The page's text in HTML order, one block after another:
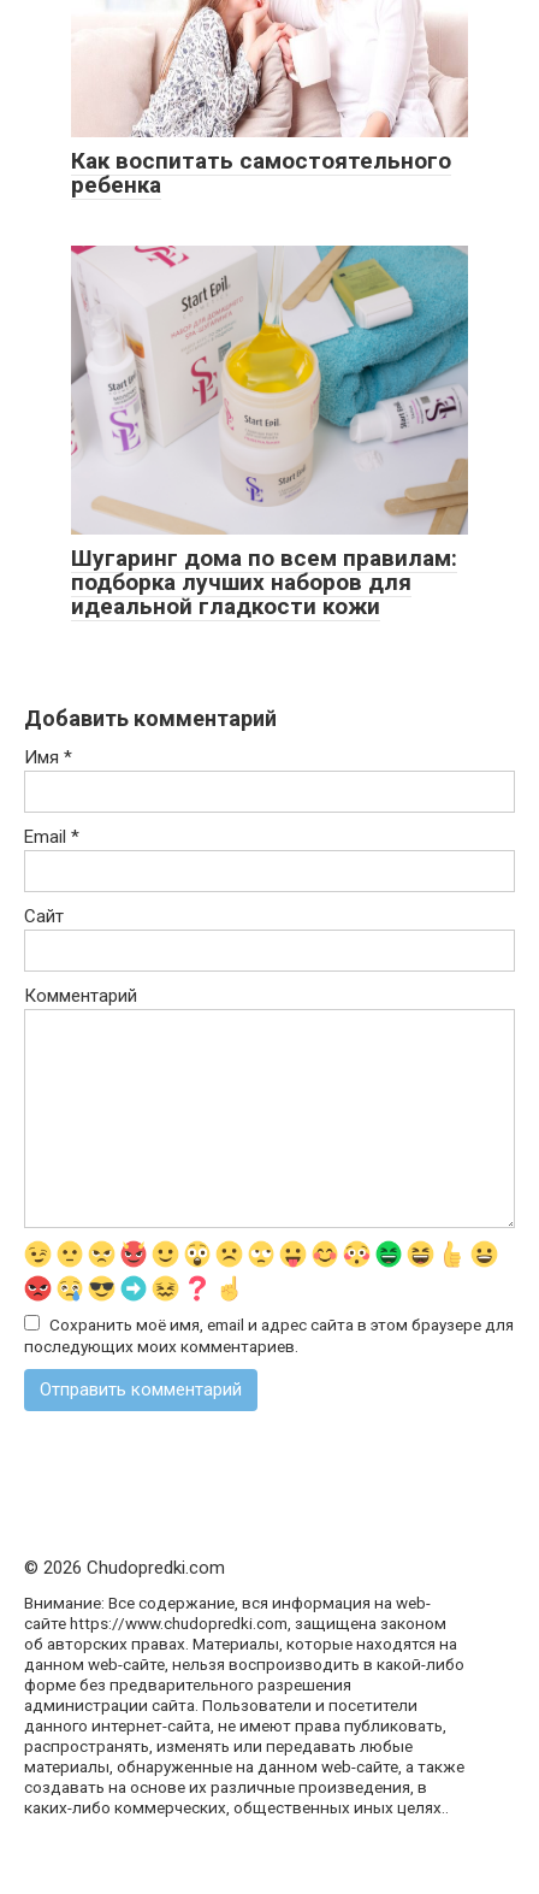
Как воспитать самостоятельного
ребенка
Шугаринг дома по всем правилам:
подборка лучших наборов для
идеальной гладкости кожи
Добавить комментарий
Имя *
Email *
Сайт
Комментарий
Сохранить моё имя, email и адрес сайта в этом браузере для
последующих моих комментариев.
© 2026 Chudopredki.com
Внимание: Все содержание, вся информация на web-
сайте https://www.chudopredki.com, защищена законом
об авторских правах. Материалы, которые находятся на
данном web-сайте, нельзя воспроизводить в какой-либо
форме без предварительного разрешения
администрации сайта. Пользователи и посетители
данного интернет-сайта, не имеют права публиковать,
распространять, изменять или передавать любые
материалы, обнаруженные на данном web-сайте, а также
создавать на основе их различные произведения, в
каких-либо коммерческих, общественных иных целях..